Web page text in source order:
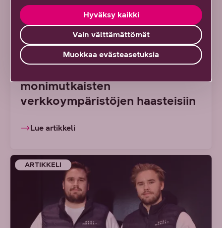
Uusi tapa hallinnoida suuria
lähiverkkoja: DNA Managed
Network Premium tarjoaa
monimutkaisten
verkkoympäristöjen haasteisiin
Lue artikkeli
ARTIKKELI
Vain välttämättömät
Hyväksy kaikki
Muokkaa evästeasetuksia